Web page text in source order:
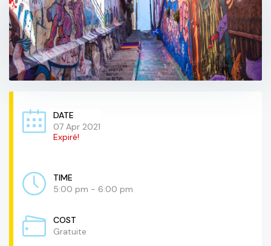
DATE
07 Apr 2021
Expiré!
TIME
5:00 pm - 6:00 pm
COST
Gratuite